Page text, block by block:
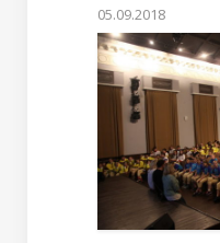
05.09.2018